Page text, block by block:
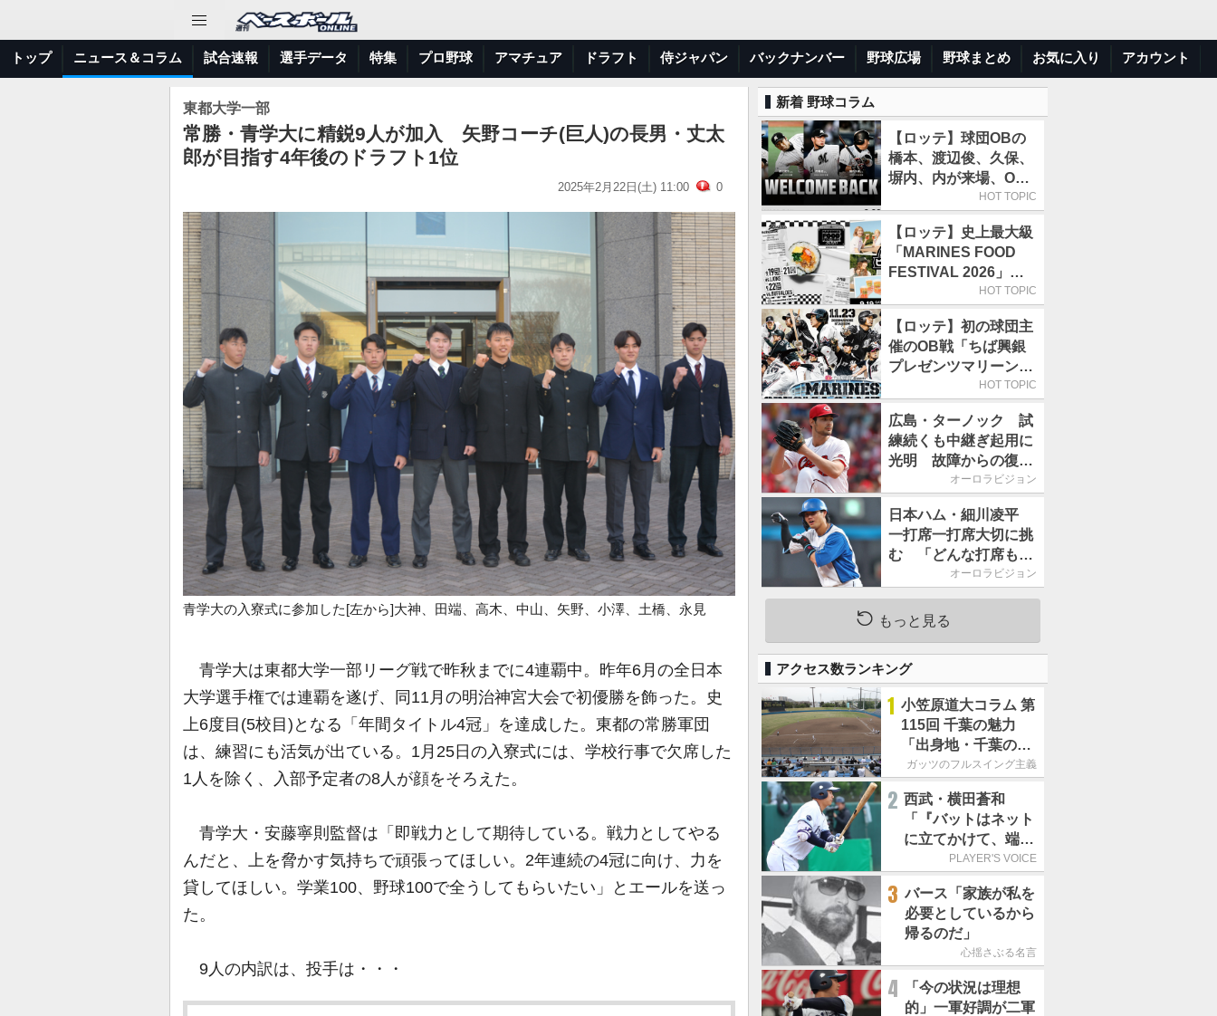
トップ ニュース＆コラム 試合速報 選手データ 特集 プロ野球 アマチュア ドラフト 侍ジャパン バックナンバー 野球広場 野球まとめ お気に入り アカウント
東都大学一部
常勝・青学大に精鋭9人が加入 矢野コーチ(巨人)の長男・丈太
郎が目指す4年後のドラフト1位
2025年2月22日(土) 11:00 0
青学大の入寮式に参加した[左から]大神、田端、高木、中山、矢野、小澤、土橋、永見
青学大は東都大学一部リーグ戦で昨秋までに4連覇中。昨年6月の全日本
大学選手権では連覇を遂げ、同11月の明治神宮大会で初優勝を飾った。史
上6度目(5校目)となる「年間タイトル4冠」を達成した。東都の常勝軍団
は、練習にも活気が出ている。1月25日の入寮式には、学校行事で欠席した
1人を除く、入部予定者の8人が顔をそろえた。
青学大・安藤寧則監督は「即戦力として期待している。戦力としてやる
んだと、上を脅かす気持ちで頑張ってほしい。2年連続の4冠に向け、力を
貸してほしい。学業100、野球100で全うしてもらいたい」とエールを送っ
た。
9人の内訳は、投手は・・・
新着 野球コラム
【ロッテ】球団OBの
橋本、渡辺俊、久保、
塀内、内が来場、OB
解説も／9月22日開催
HOT TOPIC
【ロッテ】史上最大級
「MARINES FOOD
FESTIVAL 2026」第4
弾「KOREAN
日／初日はビール半額
デー
HOT TOPIC
【ロッテ】初の球団主
催のOB戦「ちば興銀
プレゼンツマリーンズ
スペシャルゲーム
催
HOT TOPIC
広島・ターノック 試
練続くも中継ぎ起用に
光明 故障からの復帰
期す／助っ人前半戦通
オーロラビジョン
日本ハム・細川凌平
一打席一打席大切に挑
む 「どんな打席も何
か意味のある打席にし
く！
オーロラビジョン
もっと見る
アクセス数ランキング
1 小笠原道大コラム 第
115回 千葉の魅力
「出身地・千葉の話
の続き。昔から野球
す」
ガッツのフルスイング主義
2 西武・横田蒼和
「『バットはネット
に立てかけて、端に
置くんだぞ』と栗山
だきました」／憧れ
の人からの金言
PLAYER'S VOICE
3 バース「家族が私を
必要としているから
帰るのだ」
心揺さぶる名言
4
「今の状況は理想
的」一軍好調が二軍